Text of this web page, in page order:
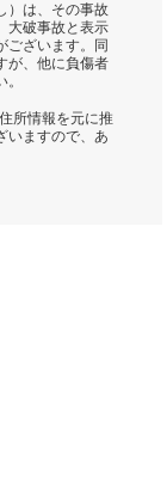
）は、その事故
大破事故と表示
ございます。同
が、他に負傷者
所情報を元に推
いますので、あ